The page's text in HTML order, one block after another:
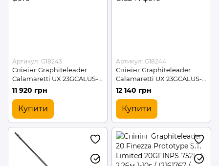
Артикул: G18243
Спінінг Graphiteleader
Calamaretti UX 23GCALUS-
832ML 2.52m 2.0-3.5EGI
(G18243)
11 920 грн
Купити
Артикул: G18244
Спінінг Graphiteleader
Calamaretti UX 23GCALUS-
862M 2.59m 2.5-4.0EGI
(G18244)
12 140 грн
Купити